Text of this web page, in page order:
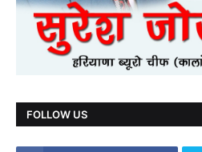
FOLLOW US